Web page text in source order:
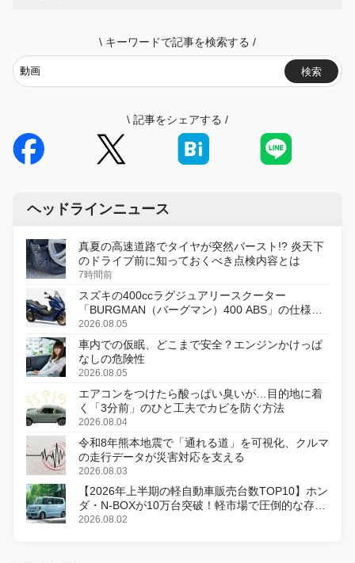
\ キーワードで記事を検索する /
検索
\ 記事をシェアする /
ヘッドラインニュース
真夏の高速道路でタイヤが突然バースト!? 炎天下
のドライブ前に知っておくべき点検内容とは
7時間前
スズキの400ccラグジュアリースクーター
「BURGMAN（バーグマン）400 ABS」の仕様を
変更し、8月18日に発売
2026.08.05
車内での仮眠、どこまで安全？エンジンかけっぱ
なしの危険性
2026.08.05
エアコンをつけたら酸っぱい臭いが…目的地に着
く「3分前」のひと工夫でカビを防ぐ方法
2026.08.04
令和8年熊本地震で「通れる道」を可視化、クルマ
の走行データが災害対応を支える
2026.08.03
【2026年上半期の軽自動車販売台数TOP10】ホン
ダ・N-BOXが10万台突破！軽市場で圧倒的な存在
感
2026.08.02